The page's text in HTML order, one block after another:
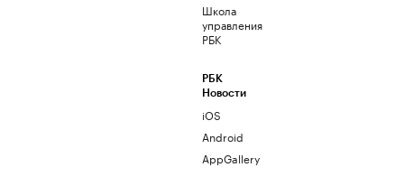
Школа
управления
РБК
РБК
Новости
iOS
Android
AppGallery